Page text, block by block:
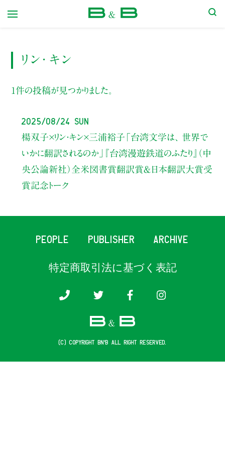
リン・キン
1件の投稿が見つかりました。
2025/08/24 Sun
楊双子×リン・キン×三浦裕子 「台湾文学は、 世界で
いかに翻訳されるのか」
『台湾漫遊鉄道のふたり』（中
央公論新社）全米図書賞翻訳賞＆日本翻訳大賞受
賞記念トーク
PEOPLE PUBLISHER ARCHIVE
特定商取引法に基づく表記
(c) COPYRIGHT B&B ALL RIGHT RESERVED.